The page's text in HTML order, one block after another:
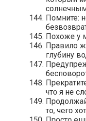
Помните:
Похоже у
Правило
глубину
что я не
то, чего